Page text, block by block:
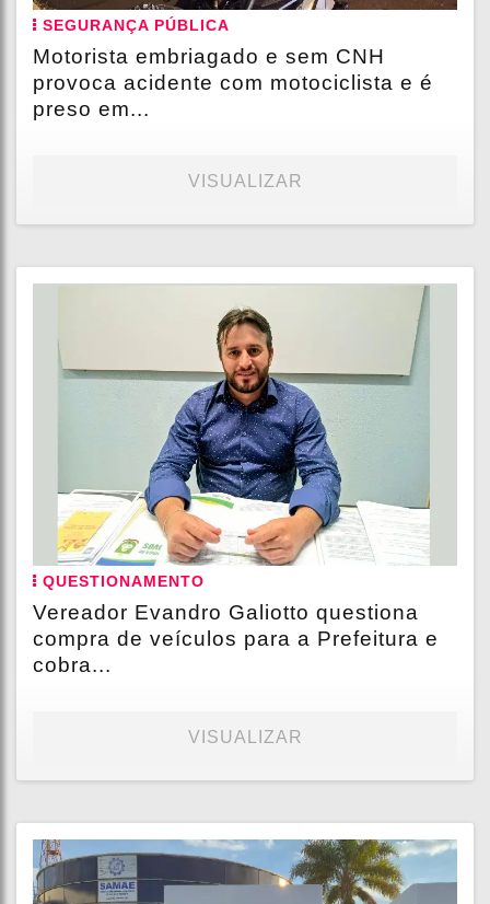
SEGURANÇA PÚBLICA
Motorista embriagado e sem CNH
provoca acidente com motociclista e é
preso em...
VISUALIZAR
QUESTIONAMENTO
Vereador Evandro Galiotto questiona
compra de veículos para a Prefeitura e
cobra...
VISUALIZAR